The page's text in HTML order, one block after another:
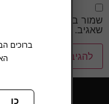
שמור בדפדפן זה את
שאגיב.
ברוכים
כן